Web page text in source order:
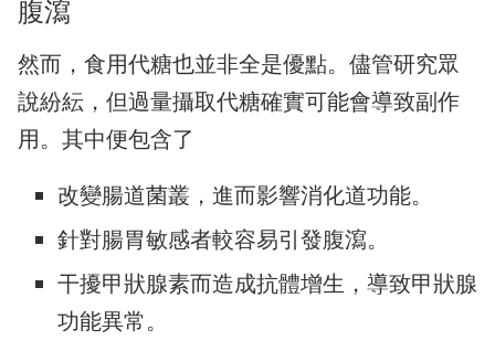
腹瀉
然而，食用代糖也並非全是優點。儘管研究眾
說紛紜，但過量攝取代糖確實可能會導致副作
用。其中便包含了
改變腸道菌叢，進而影響消化道功能。
針對腸胃敏感者較容易引發腹瀉。
干擾甲狀腺素而造成抗體增生，導致甲狀腺
功能異常。